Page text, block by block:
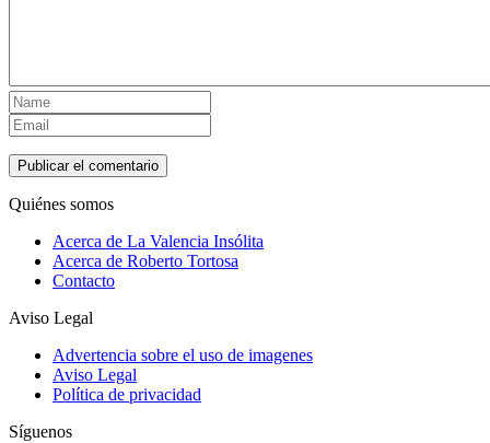
Quiénes somos
Acerca de La Valencia Insólita
Acerca de Roberto Tortosa
Contacto
Aviso Legal
Advertencia sobre el uso de imagenes
Aviso Legal
Política de privacidad
Síguenos